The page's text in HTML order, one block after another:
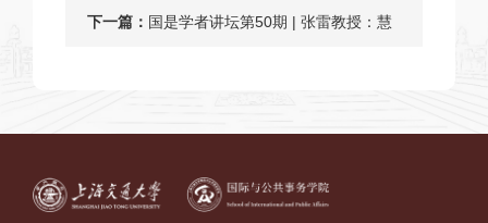
新中间地带与中国战略优化
下一篇： 国是学者讲坛第50期 | 张雷教授：慧